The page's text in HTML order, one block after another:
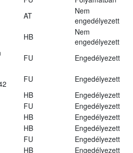
AT
Nem
engedélyezett
HB
Nem
engedélyezett
FU
Engedélyezett
FU
Engedélyezett
HB
Engedélyezett
FU
Engedélyezett
HB
Engedélyezett
HB
Engedélyezett
FU
Engedélyezett
HB
Engedélyezett